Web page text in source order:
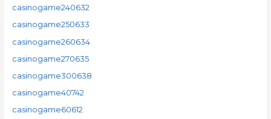
casinogame240632
casinogame250633
casinogame260634
casinogame270635
casinogame300638
casinogame40742
casinogame60612